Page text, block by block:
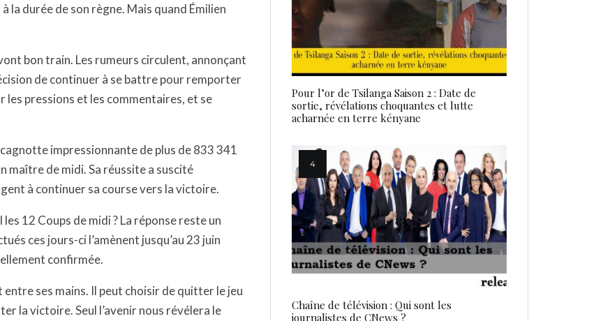
durée de son règne. Mais quand Émilien
bon train. Les rumeurs circulent, annonçant
de continuer à se battre pour remporter
les pressions et les commentaires, et se
impressionnante de plus de 833 341
maître de midi. Sa réussite a suscité
à continuer sa course vers la victoire.
12 Coups de midi ? La réponse reste un
ces jours-ci l’amènent jusqu’au 23 juin
confirmée.
ses mains. Il peut choisir de quitter le jeu
la victoire. Seul l’avenir nous révélera le
Pour l’or de Tsilanga Saison 2 : Date de
sortie, révélations choquantes et lutte
acharnée en terre kényane
Chaîne de télévision : Qui sont les
journalistes de CNews ?